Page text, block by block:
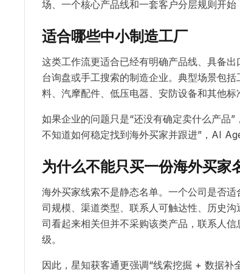
场、一个核心产品线和一套客户分层规则开始
适合哪些中小制造工厂
这类工作流更适合已经有明确产品线、具备
台询盘或手工搜索的制造企业。典型场景包
料、汽摩配件、低压电器、安防设备和其他标
如果企业的问题只是“还没有确定卖什么产品
不知道如何稳定找到海外买家并跟进”，AI
为什么不能只买一份海外买家
海外买家线索不是静态名单。一个公司是否
司规模、渠道类型、联系人可触达性、历史
司看起来相关但并不采购该类产品，联系人
级。
因此，星知获客通更强调“线索挖掘 + 数据